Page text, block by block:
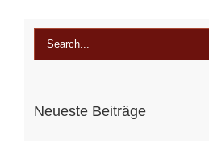
Search
Neueste Beiträge